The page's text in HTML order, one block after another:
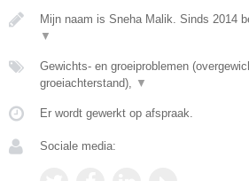
Mijn naam is Sneha Malik. Sinds 2014
▼
Gewichts- en groeiproblemen
groeiachterstand),
▼
Er wordt gewerkt op afspraak.
Sociale media: